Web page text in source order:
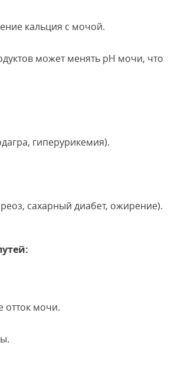
кальция с мочой.
может менять pH мочи, что
гиперурикемия).
сахарный диабет, ожирение).
отток мочи.